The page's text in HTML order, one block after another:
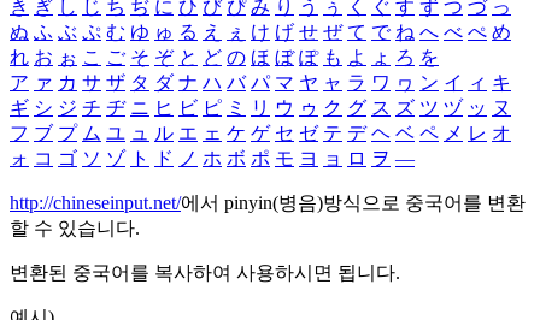
き ぎ し じ ち ぢ に ひ び ぴ み り う ぅ く ぐ す ず つ づ っ
ぬ ふ ぶ ぷ む ゆ ゅ る え ぇ け げ せ ぜ て で ね へ べ ぺ め
れ お ぉ こ ご そ ぞ と ど の ほ ぼ ぽ も よ ょ ろ を
ア ァ カ サ ザ タ ダ ナ ハ バ パ マ ヤ ャ ラ ワ ヮ ン イ ィ キ
ギ シ ジ チ ヂ ニ ヒ ビ ピ ミ リ ウ ゥ ク グ ス ズ ツ ヅ ッ ヌ
フ ブ プ ム ユ ュ ル エ ェ ケ ゲ セ ゼ テ デ ヘ ベ ペ メ レ オ
ォ コ ゴ ソ ゾ ト ド ノ ホ ボ ポ モ ヨ ョ ロ ヲ ―
http://chineseinput.net/에서 pinyin(병음)방식으로 중국어를 변환
할 수 있습니다.
변환된 중국어를 복사하여 사용하시면 됩니다.